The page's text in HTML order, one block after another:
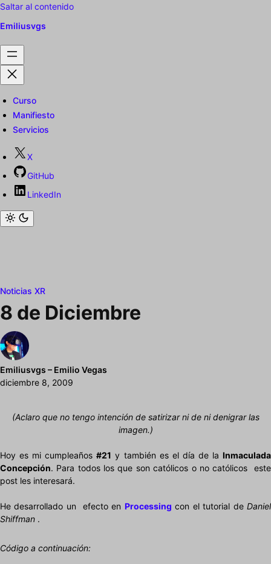
Saltar al contenido
Emiliusvgs
Curso
Manifiesto
Servicios
X
GitHub
LinkedIn
Noticias XR
8 de Diciembre
Emiliusvgs – Emilio Vegas
diciembre 8, 2009
(Aclaro que no tengo intención de satirizar ni de ni denigrarlas
imagen.)
Hoy es mi cumpleaños#21 y también es el día de laInmaculada
Concepción. Para todos los que son católicos o no católicos este
post les interesará.
He desarrollado un efecto en Processing con el tutorial deDaniel
Shiffman .
Código a continuación: